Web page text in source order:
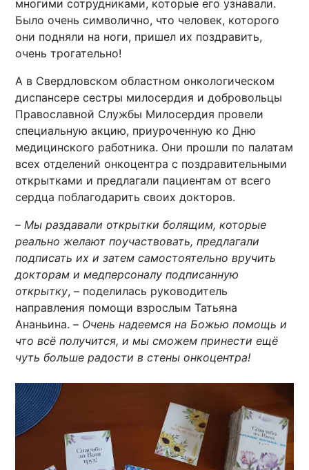
многими сотрудниками, которые его узнавали.
Было очень символично, что человек, которого
они подняли на ноги, пришел их поздравить,
очень трогательно!
А в Свердловском областном онкологическом
диспансере сестры милосердия и добровольцы
Православной Службы Милосердия провели
специальную акцию, приуроченную ко Дню
медицинского работника. Они прошли по палатам
всех отделений онкоцентра с поздравительными
открытками и предлагали пациентам от всего
сердца поблагодарить своих докторов.
– Мы раздавали открытки болящим, которые
реально желают поучаствовать, предлагали
подписать их и затем самостоятельно вручить
докторам и медперсоналу подписанную
открытку, – поделилась руководитель
направления помощи взрослым Татьяна
Ананьина. – Очень надеемся на Божью помощь и
что всё получится, и мы сможем принести ещё
чуть больше радости в стены онкоцентра!